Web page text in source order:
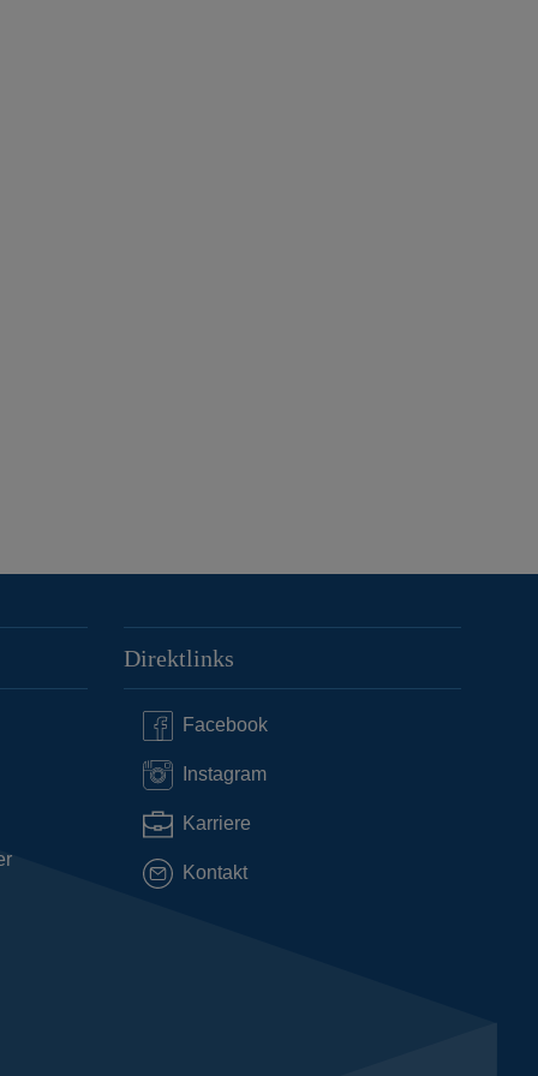
Direktlinks
Facebook
Instagram
Karriere
Kontakt